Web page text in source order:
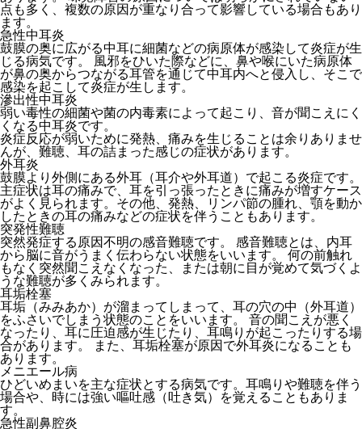
点も多く、複数の原因が重なり合って影響している場合もあり
ます。
急性中耳炎
鼓膜の奥に広がる中耳に細菌などの病原体が感染して炎症が生
じる病気です。 風邪をひいた際などに、鼻や喉にいた病原体
が鼻の奥からつながる耳管を通じて中耳内へと侵入し、そこで
感染を起こして炎症が生します。
滲出性中耳炎
弱い毒性の細菌や菌の内毒素によって起こり、音が聞こえにく
くなる中耳炎です。
炎症反応が弱いために発熱、痛みを生じることは余りありませ
んが、難聴、耳の詰まった感じの症状があります。
外耳炎
鼓膜より外側にある外耳（耳介や外耳道）で起こる炎症です。
主症状は耳の痛みで、耳を引っ張ったときに痛みが増すケース
がよく見られます。その他、発熱、リンパ節の腫れ、顎を動か
したときの耳の痛みなどの症状を伴うこともあります。
突発性難聴
突然発症する原因不明の感音難聴です。 感音難聴とは、内耳
から脳に音がうまく伝わらない状態をいいます。 何の前触れ
もなく突然聞こえなくなった、または朝に目が覚めて気づくよ
うな難聴が多くみられます。
耳垢栓塞
耳垢（みみあか）が溜まってしまって、耳の穴の中（外耳道）
をふさいでしまう状態のことをいいます。 音の聞こえが悪く
なったり、耳に圧迫感が生じたり、耳鳴りが起こったりする場
合があります。 また、耳垢栓塞が原因で外耳炎になることも
あります。
メニエール病
ひどいめまいを主な症状とする病気です。耳鳴りや難聴を伴う
場合や、時には強い嘔吐感（吐き気）を覚えることもありま
す。
急性副鼻腔炎